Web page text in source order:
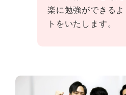
楽に勉強ができる
トをいたします。